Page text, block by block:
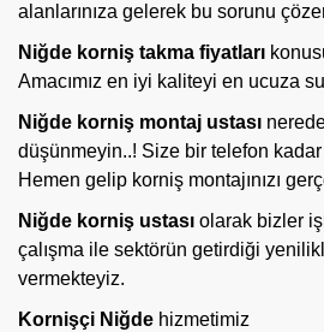
alanlarınıza gelerek bu sorunu
Niğde korniş takma fiyatları
Amacımız en iyi kaliteyi en ucuza
Niğde korniş montaj ustası
düşünmeyin..! Size bir telefon kadar
Hemen gelip korniş montajınızı
Niğde korniş ustası olarak bizler
çalışma ile sektörün getirdiği
vermekteyiz.
Kornişçi Niğde hizmetimiz